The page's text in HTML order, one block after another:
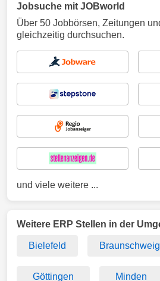
Jobsuche mit JOBworld
Über 50 Jobbörsen, Zeitungen
gleichzeitig durchsuchen.
und viele weitere ...
Weitere ERP Stellen in der
Bielefeld Braunschweig
Göttingen Minden